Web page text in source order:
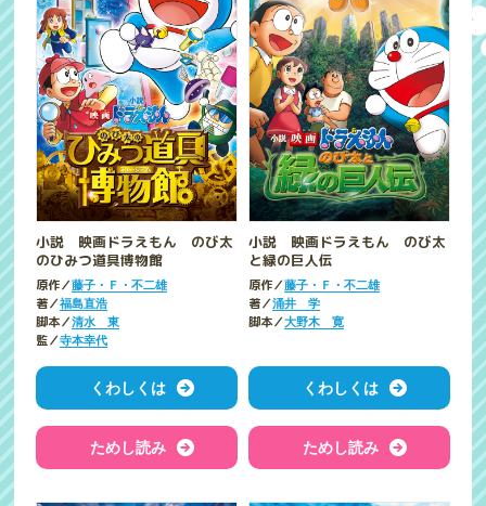
小説 映画ドラえもん のび太
のひみつ道具博物館
原作／藤子・Ｆ・不二雄
著／福島直浩
脚本／清水 東
監／寺本幸代
くわしくは
ためし読み
小説 映画ドラえもん のび太
と緑の巨人伝
原作／藤子・Ｆ・不二雄
著／涌井 学
脚本／大野木 寛
くわしくは
ためし読み